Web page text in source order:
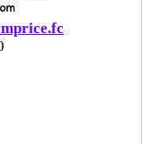
ลงทะเบียน
ร 24 ชั่วโมงทั่ว